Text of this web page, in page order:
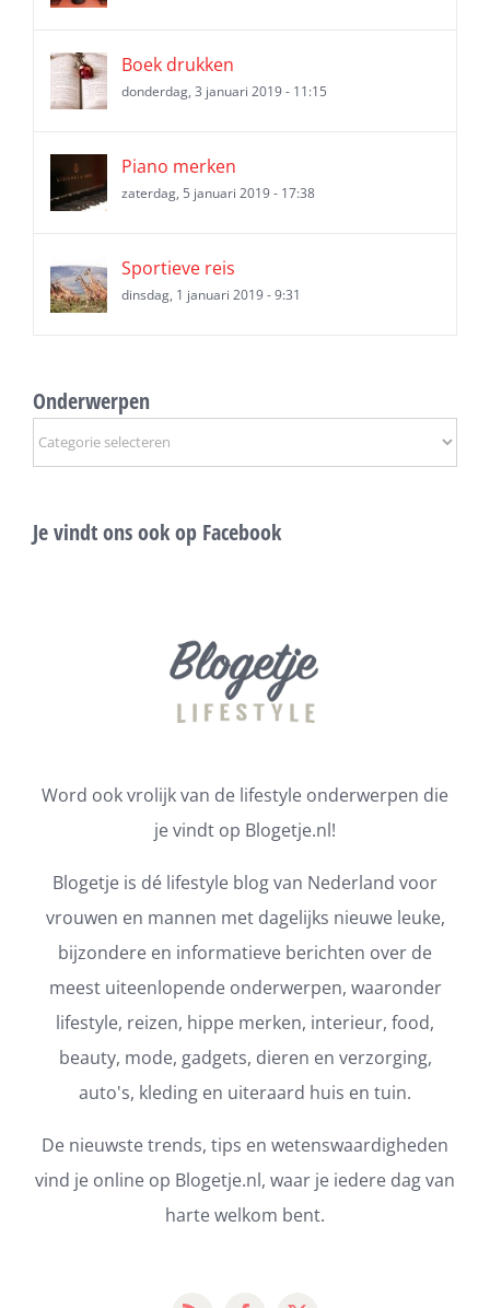
Boek drukken
donderdag, 3 januari 2019 - 11:15
Piano merken
zaterdag, 5 januari 2019 - 17:38
Sportieve reis
dinsdag, 1 januari 2019 - 9:31
Onderwerpen
Onderwerpen
Je vindt ons ook op Facebook
Word ook vrolijk van de lifestyle onderwerpen die
je vindt op Blogetje.nl!
Blogetje is dé lifestyle blog van Nederland voor
vrouwen en mannen met dagelijks nieuwe leuke,
bijzondere en informatieve berichten over de
meest uiteenlopende onderwerpen, waaronder
lifestyle, reizen, hippe merken, interieur, food,
beauty, mode, gadgets, dieren en verzorging,
auto's, kleding en uiteraard huis en tuin.
De nieuwste trends, tips en wetenswaardigheden
vind je online op Blogetje.nl, waar je iedere dag van
harte welkom bent.